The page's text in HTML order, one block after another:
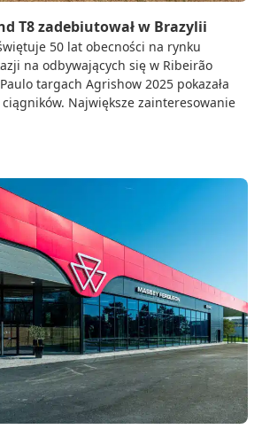
T8 zadebiutował w Brazylii
50 lat obecności na rynku
na odbywających się w Ribeirão
targach Agrishow 2025 pokazała
Największe zainteresowanie